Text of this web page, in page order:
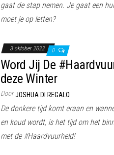
gaat de stap nemen. Je gaat een
moet je op letten?
3 oktober 2022 0
Word Jij De
deze Winter
Door JOSHUA DI REGALO
De donkere tijd komt eraan en
en koud wordt, is het tijd om het
met de #Haardvuurheld!